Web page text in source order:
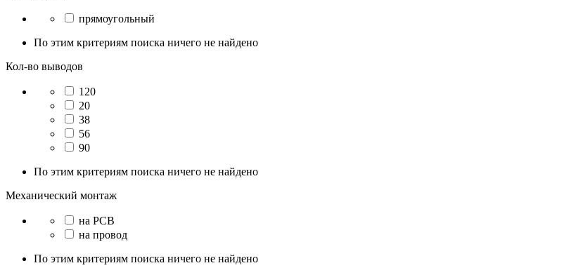
прямоугольный
По этим критериям поиска ничего не найдено
Кол-во выводов
120
20
38
56
90
По этим критериям поиска ничего не найдено
Механический монтаж
на PCB
на провод
По этим критериям поиска ничего не найдено